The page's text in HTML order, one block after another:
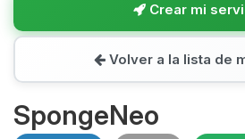
Crear mi
Volver a la lista de
SpongeNeo